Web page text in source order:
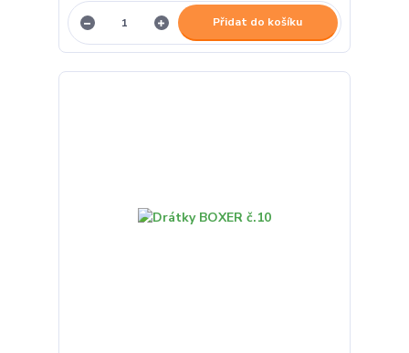
Přidat do košíku